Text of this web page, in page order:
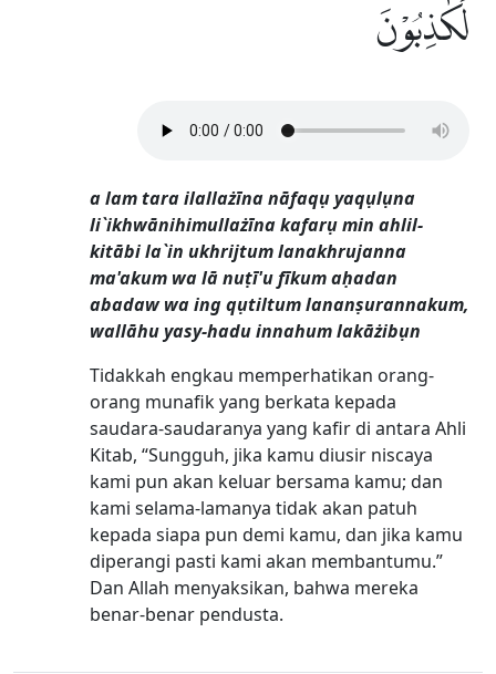
لَكٰذِبُوْنَ
a lam tara ilallażīna nāfaqụ yaqụlụna
li`ikhwānihimullażīna kafarụ min ahlil-
kitābi la`in ukhrijtum lanakhrujanna
ma'akum wa lā nuṭī'u fīkum aḥadan
abadaw wa ing qụtiltum lananṣurannakum,
wallāhu yasy-hadu innahum lakāżibụn
Tidakkah engkau memperhatikan orang-
orang munafik yang berkata kepada
saudara-saudaranya yang kafir di antara Ahli
Kitab, “Sungguh, jika kamu diusir niscaya
kami pun akan keluar bersama kamu; dan
kami selama-lamanya tidak akan patuh
kepada siapa pun demi kamu, dan jika kamu
diperangi pasti kami akan membantumu.”
Dan Allah menyaksikan, bahwa mereka
benar-benar pendusta.